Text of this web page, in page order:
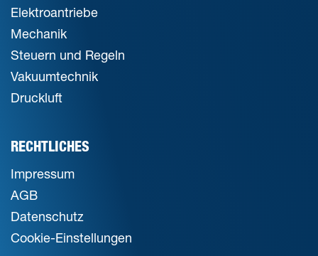
Elektroantriebe
Mechanik
Steuern und Regeln
Vakuumtechnik
Druckluft
RECHTLICHES
Impressum
AGB
Datenschutz
Cookie-Einstellungen